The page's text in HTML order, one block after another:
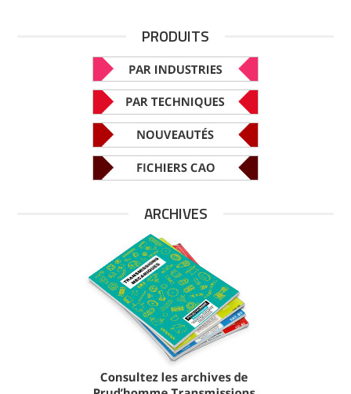
PRODUITS
ARCHIVES